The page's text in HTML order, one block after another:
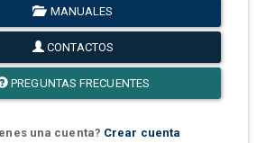
MANUALES
CONTACTOS
PREGUNTAS FRECUENTES
una cuenta? Crear cuenta